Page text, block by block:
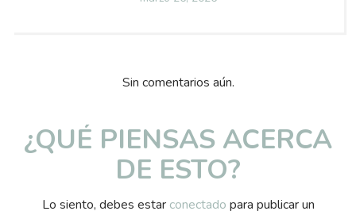
Sin comentarios aún.
¿QUÉ PIENSAS ACERCA
DE ESTO?
Lo siento, debes estar conectado para publicar un